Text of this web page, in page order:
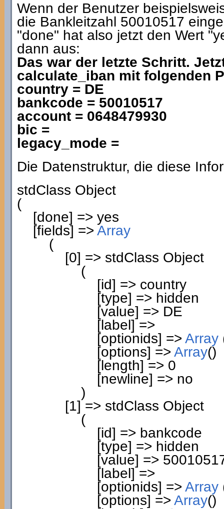
Wenn der Benutzer
die Bankleitzahl 50010517
"done" hat also jetzt den Wert
dann aus:
Das war der letzte Schritt.
calculate_iban mit folgenden
country = DE
bankcode = 50010517
account = 0648479930
bic =
legacy_mode =
Die Datenstruktur, die diese
stdClass Object
(
[done] => yes
[fields] => Array
(
[0] => stdClass Object
(
[id] => country
[type] => hidden
[value] => DE
[label] =>
[optionids] => Array
[options] => Array()
[length] => 0
[newline] => no
)
[1] => stdClass Object
(
[id] => bankcode
[type] => hidden
[value] =>
[label] =>
[optionids] => Array
[options] => Array()